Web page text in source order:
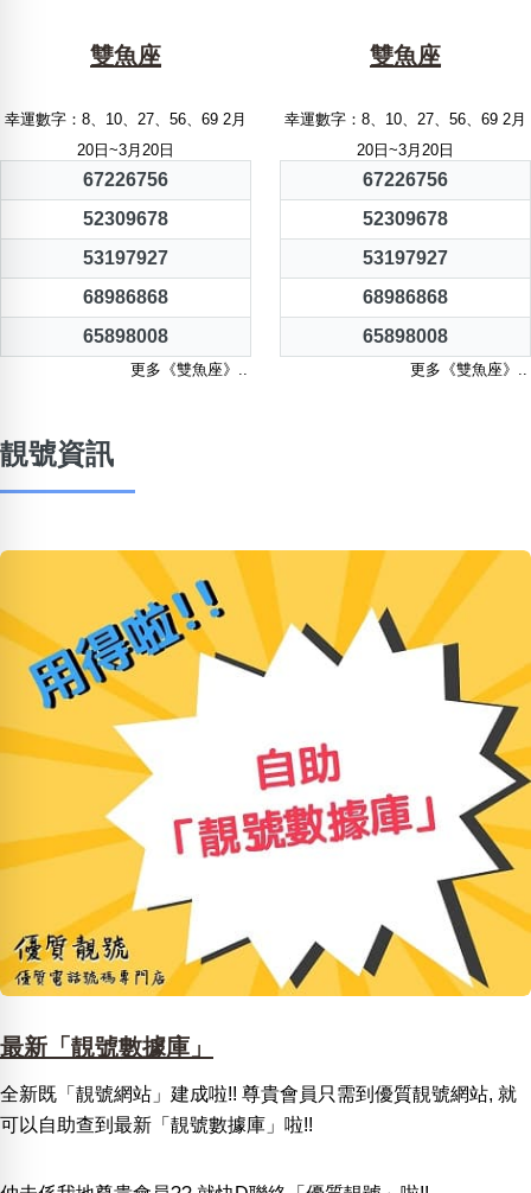
雙魚座
幸運數字：8、10、27、56、69 2月
20日~3月20日
67226756
52309678
53197927
68986868
65898008
更多《雙魚座》..
雙魚座
幸運數字：8、10、27、56、69 2月
20日~3月20日
67226756
52309678
53197927
68986868
65898008
更多《雙魚座》..
靚號資訊
最新「靚號數據庫」
全新既「靚號網站」建成啦!! 尊貴會員只需到優質靚號網站, 就
可以自助查到最新「靚號數據庫」啦!!